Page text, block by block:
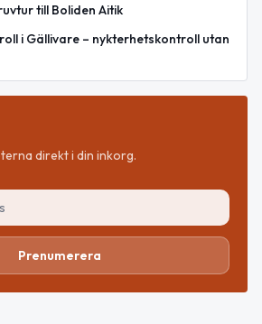
till Boliden Aitik
i Gällivare – nykterhetskontroll utan
direkt i din inkorg.
Prenumerera